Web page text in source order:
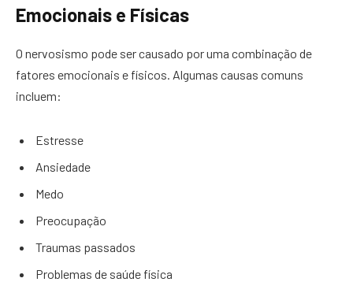
Emocionais e Físicas
O nervosismo pode ser causado por uma combinação de
fatores emocionais e físicos. Algumas causas comuns
incluem:
Estresse
Ansiedade
Medo
Preocupação
Traumas passados
Problemas de saúde física